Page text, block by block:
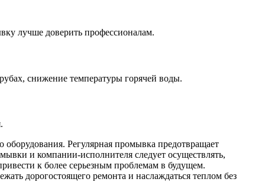
лучше доверить профессионалам.
снижение температуры горячей воды.
Регулярная промывка предотвращает
и компании-исполнителя следует осуществлять,
к более серьезным проблемам в будущем.
дорогостоящего ремонта и наслаждаться теплом без